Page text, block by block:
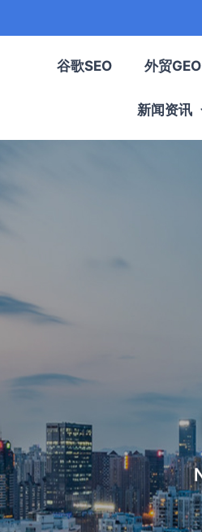
谷歌SEO 外贸GEO
新闻资讯